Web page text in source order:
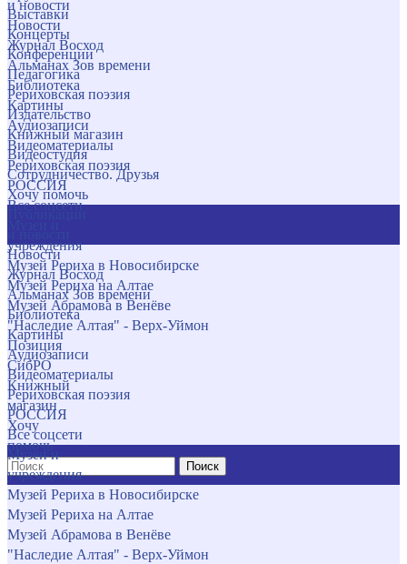
и новости
Новости
Журнал Восход
Альманах Зов времени
Библиотека
Картины
Аудиозаписи
Видеоматериалы
Рериховская поэзия
РОССИЯ
Все соцсети
учреждения
Музей Рериха в Новосибирске
Музей Рериха на Алтае
Музей Абрамова в Венёве
"Наследие Алтая" - Верх-Уймон
Позиция
СибРО
Книжный
магазин
Хочу
помочь
Поиск
Выставки
Концерты
Конференции
Педагогика
Рериховская поэзия
Издательство
Книжный магазин
Видеостудия
Сотрудничество. Друзья
Хочу помочь
Новости
Журнал Восход
Альманах Зов времени
Библиотека
Картины
Аудиозаписи
Видеоматериалы
Рериховская поэзия
РОССИЯ
Все соцсети
Музеи и
учреждения
Музей Рериха в Новосибирске
Музей Рериха на Алтае
Музей Абрамова в Венёве
"Наследие Алтая" - Верх-Уймон